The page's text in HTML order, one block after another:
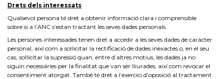
Drets dels interessats
Qualsevol persona té dret a obtenir informació clara i comprensible
sobre si a l’ANC s’estan tractant les seves dades personals.
Les persones interessades tenen dret a accedir a les seves dades de caràcter
personal, així com a sol·licitar la rectificació de dades inexactes o, en el seu
cas, sol·licitar la supressió quan, entre d’altres motius, les dades ja no
siguin necessàries per la finalitat que van ser lliurades, així com revocar el
consentiment atorgat. També té dret a l’exercici d’oposició al tractament